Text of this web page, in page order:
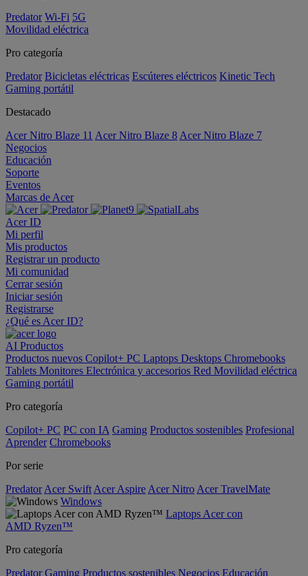
Predator Wi-Fi 5G
Movilidad eléctrica
Pro categoría
Predator Bicicletas eléctricas Escúteres eléctricos Kinetic Tech
Gaming portátil
Destacado
Acer Nitro Blaze 11 Acer Nitro Blaze 8 Acer Nitro Blaze 7
Negocios
Educación
Soporte
Eventos
Marcas de Acer
Acer ID
Mi perfil
Mis productos
Registrar un producto
Mi comunidad
Cerrar sesión
Iniciar sesión
Registrarse
¿Qué es Acer ID?
AI Productos
Productos nuevos Copilot+ PC Laptops Desktops Chromebooks
Tablets Monitores Electrónica y accesorios Red Movilidad eléctrica
Gaming portátil
Pro categoría
Copilot+ PC PC con IA Gaming Productos sostenibles Profesional
Aprender Chromebooks
Por serie
Predator Acer Swift Acer Aspire Acer Nitro Acer TravelMate
Windows
Laptops Acer con
AMD Ryzen™
Pro categoría
Predator Gaming Productos sostenibles Negocios Educación